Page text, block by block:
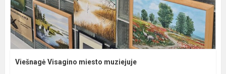
Viešnagė Visagino miesto muziejuje